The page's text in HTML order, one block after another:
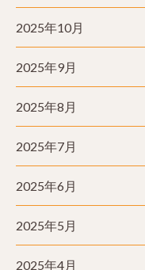
2025年10月
2025年9月
2025年8月
2025年7月
2025年6月
2025年5月
2025年4月